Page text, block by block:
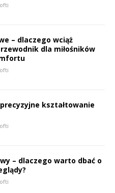
– dlaczego wciąż
dla miłośników
kształtowanie
– dlaczego warto dbać o